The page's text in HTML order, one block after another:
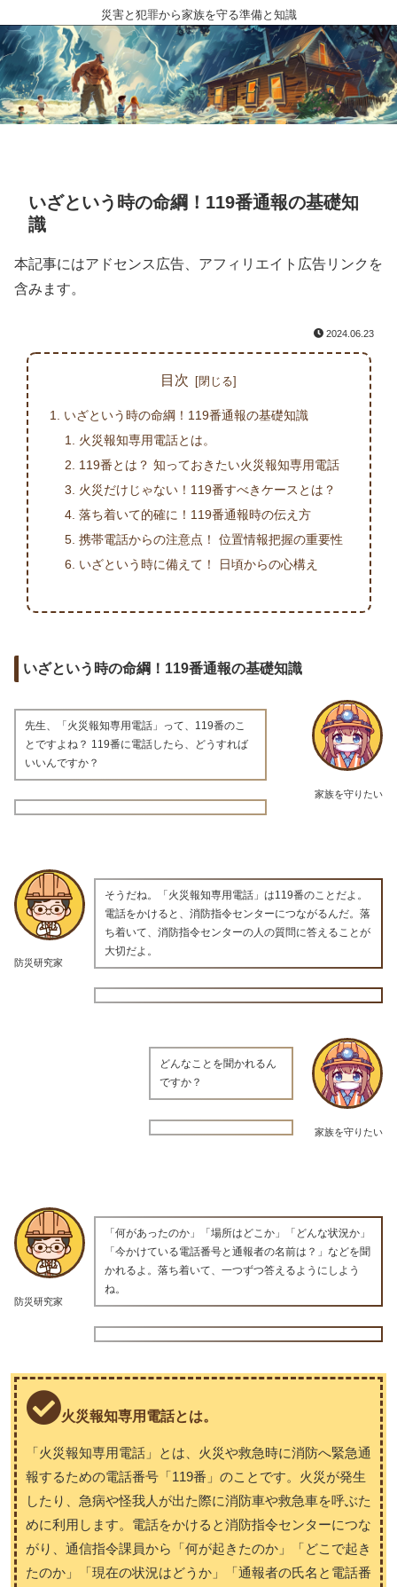
災害と犯罪から家族を守る準備と知識
いざという時の命綱！119番通報の基礎知
識
本記事にはアドセンス広告、アフィリエイト広告リンクを
含みます。
2024.06.23
目次
いざという時の命綱！119番通報の基礎知識
火災報知専用電話とは。
119番とは？ 知っておきたい火災報知専用電話
火災だけじゃない！119番すべきケースとは？
落ち着いて的確に！119番通報時の伝え方
携帯電話からの注意点！ 位置情報把握の重要性
いざという時に備えて！ 日頃からの心構え
いざという時の命綱！119番通報の基礎知識
家族を守りたい
先生、「火災報知専用電話」って、119番のこ
とですよね？ 119番に電話したら、どうすれば
いいんですか？
防災研究家
そうだね。「火災報知専用電話」は119番のことだよ。
電話をかけると、消防指令センターにつながるんだ。落
ち着いて、消防指令センターの人の質問に答えることが
大切だよ。
家族を守りたい
どんなことを聞かれるん
ですか？
防災研究家
「何があったのか」「場所はどこか」「どんな状況か」
「今かけている電話番号と通報者の名前は？」などを聞
かれるよ。落ち着いて、一つずつ答えるようにしよう
ね。
火災報知専用電話とは。
「火災報知専用電話」とは、火災や救急時に消防へ緊急通
報するための電話番号「119番」のことです。火災が発生
したり、急病や怪我人が出た際に消防車や救急車を呼ぶた
めに利用します。電話をかけると消防指令センターにつな
がり、通信指令課員から「何が起きたのか」「どこで起き
たのか」「現在の状況はどうか」「通報者の氏名と電話番